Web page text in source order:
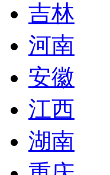
吉林
河南
安徽
江西
湖南